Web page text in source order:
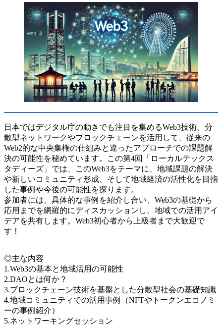
日本ではデジタル庁の動きでも注目を集めるWeb3技術。分
散型ネットワークやブロックチェーンを活用して、従来の
Web2的な中央集権の仕組みと違ったアプローチでの課題解
決の可能性を秘めています。この第4回「ローカルテックス
タディーズ」では、このWeb3をテーマに、地域課題の解決
や新しいコミュニティ形成、そして地域経済の活性化を目指
した事例や今後の可能性を探ります。
参加者には、具体的な事例を紹介し合い、Web3の基礎から
応用までを網羅的にディスカッションし、地域での活用アイ
デアを共有します。Web3初心者から上級者まで大歓迎で
す！
◎主な内容
1.Web3の基本と地域活用の可能性
2.DAOとは何か？
3.ブロックチェーン技術を基盤とした分散型社会の基礎知識
4.地域コミュニティでの活用事例（NFTやトークンエコノミ
ーの事例紹介）
5.ネットワーキングセッション